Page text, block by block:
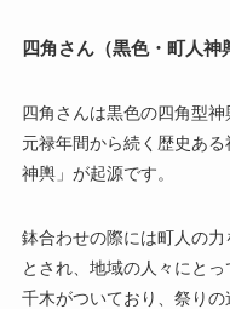
四角さん（黒色・町人神
四角さんは黒色の四角型神
元禄年間から続く歴史あ
神輿」が起源です。
鉢合わせの際には町人の力
とされ、地域の人々にと
千木がついており、祭り